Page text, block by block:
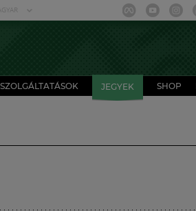
SZOLGÁLTATÁSOK JEGYEK SHOP